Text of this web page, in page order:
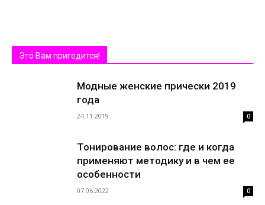
Это Вам пригодится!
Модные женские прически 2019
года
24.11.2019 0
Тонирование волос: где и когда
применяют методику и в чем ее
особенности
07.06.2022 0